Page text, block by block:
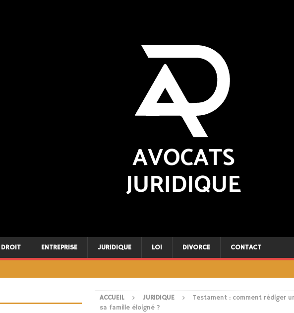
DROIT ENTREPRISE JURIDIQUE LOI DIVORCE CONTACT
ACCUEIL JURIDIQUE
Testament : comment rédiger
sa famille éloigné ?